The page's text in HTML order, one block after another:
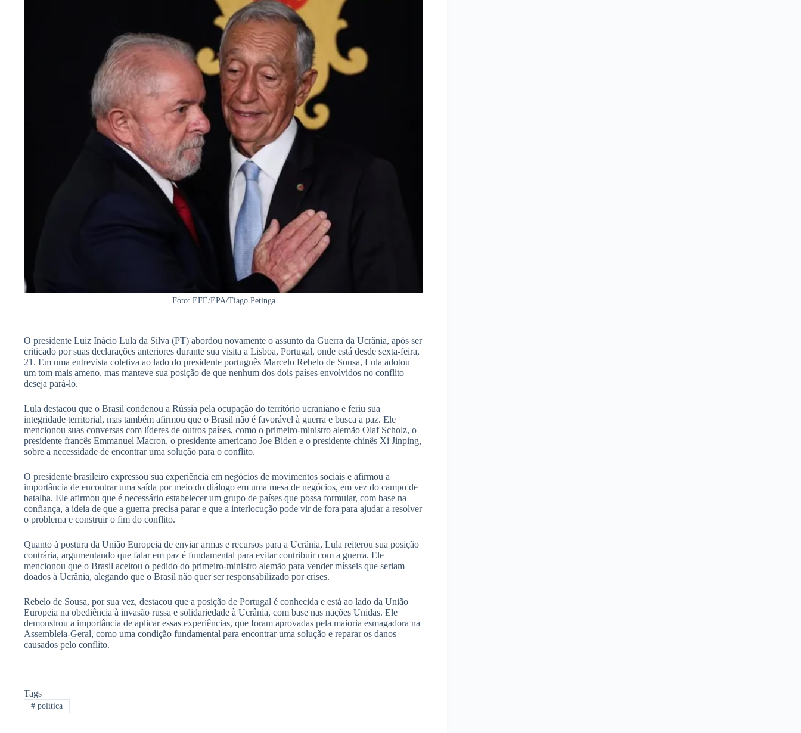
Foto: EFE/EPA/Tiago Petinga
O presidente Luiz Inácio Lula da Silva (PT) abordou novamente o assunto da Guerra da Ucrânia, após ser
criticado por suas declarações anteriores durante sua visita a Lisboa, Portugal, onde está desde sexta-feira,
21. Em uma entrevista coletiva ao lado do presidente português Marcelo Rebelo de Sousa, Lula adotou
um tom mais ameno, mas manteve sua posição de que nenhum dos dois países envolvidos no conflito
deseja pará-lo.
Lula destacou que o Brasil condenou a Rússia pela ocupação do território ucraniano e feriu sua
integridade territorial, mas também afirmou que o Brasil não é favorável à guerra e busca a paz. Ele
mencionou suas conversas com líderes de outros países, como o primeiro-ministro alemão Olaf Scholz, o
presidente francês Emmanuel Macron, o presidente americano Joe Biden e o presidente chinês Xi Jinping,
sobre a necessidade de encontrar uma solução para o conflito.
O presidente brasileiro expressou sua experiência em negócios de movimentos sociais e afirmou a
importância de encontrar uma saída por meio do diálogo em uma mesa de negócios, em vez do campo de
batalha. Ele afirmou que é necessário estabelecer um grupo de países que possa formular, com base na
confiança, a ideia de que a guerra precisa parar e que a interlocução pode vir de fora para ajudar a resolver
o problema e construir o fim do conflito.
Quanto à postura da União Europeia de enviar armas e recursos para a Ucrânia, Lula reiterou sua posição
contrária, argumentando que falar em paz é fundamental para evitar contribuir com a guerra. Ele
mencionou que o Brasil aceitou o pedido do primeiro-ministro alemão para vender mísseis que seriam
doados à Ucrânia, alegando que o Brasil não quer ser responsabilizado por crises.
Rebelo de Sousa, por sua vez, destacou que a posição de Portugal é conhecida e está ao lado da União
Europeia na obediência à invasão russa e solidariedade à Ucrânia, com base nas nações Unidas. Ele
demonstrou a importância de aplicar essas experiências, que foram aprovadas pela maioria esmagadora na
Assembleia-Geral, como uma condição fundamental para encontrar uma solução e reparar os danos
causados ​​pelo conflito.
Tags
#política